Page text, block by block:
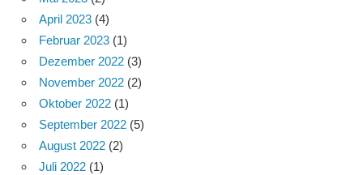
April 2023 (4)
Februar 2023 (1)
Dezember 2022 (3)
November 2022 (2)
Oktober 2022 (1)
September 2022 (5)
August 2022 (2)
Juli 2022 (1)